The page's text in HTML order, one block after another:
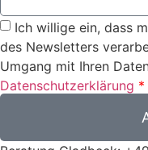
Ich willige ein, dass
des Newsletters
Umgang mit Ihren
Datenschutzerklärung *